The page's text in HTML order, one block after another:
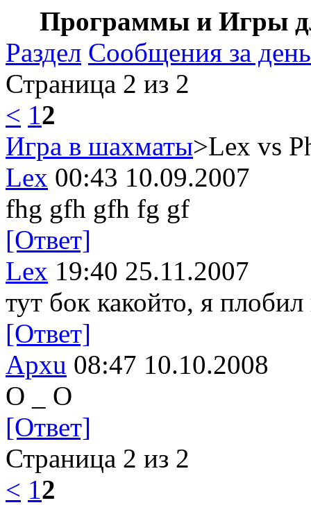
Программы и Игры
Раздел Сообщения за день
Страница 2 из 2
< 12
Игра в шахматы>Lex vs
Lex 00:43 10.09.2007
fhg gfh gfh fg gf
[Ответ]
Lex 19:40 25.11.2007
тут бок какойто, я
[Ответ]
Apxu 08:47 10.10.2008
О _ О
[Ответ]
Страница 2 из 2
< 12